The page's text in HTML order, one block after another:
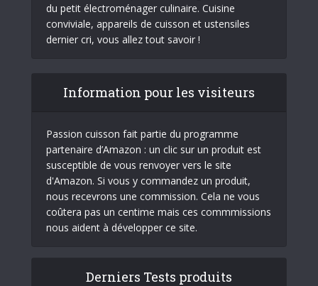
du petit électroménager culinaire. Cuisine
conviviale, appareils de cuisson et ustensiles
dernier cri, vous allez tout savoir !
Information pour les visiteurs
Passion cuisson fait partie du programme
partenaire d’Amazon : un clic sur un produit est
susceptible de vous renvoyer vers le site
d'Amazon. Si vous y commandez un produit,
nous recevrons une commission. Cela ne vous
coûtera pas un centime mais ces commmissions
nous aident à développer ce site.
Derniers Tests produits